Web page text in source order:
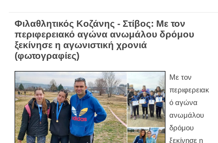
Φιλαθλητικός Κοζάνης - Στίβος: Με τον
περιφερειακό αγώνα ανωμάλου δρόμου
ξεκίνησε η αγωνιστική χρονιά
(φωτογραφίες)
Με τον
περιφερειακ
ό αγώνα
ανωμάλου
δρόμου
ξεκίνησε η